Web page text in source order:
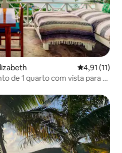
4,91 de uma
4,91 (11)
de 1 quarto com vista para a